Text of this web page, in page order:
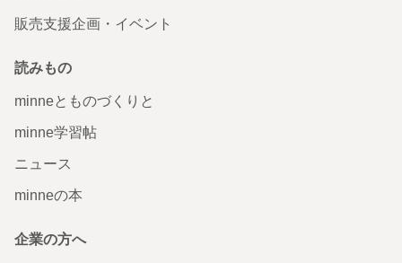
販売支援企画・イベント
読みもの
minneとものづくりと
minne学習帖
ニュース
minneの本
企業の方へ